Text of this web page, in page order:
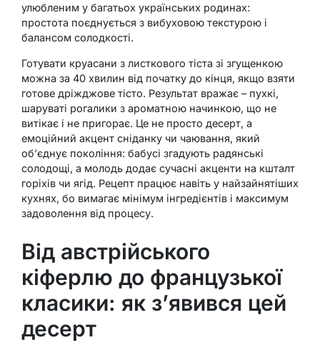
улюбленим у багатьох українських родинах:
простота поєднується з вибуховою текстурою і
балансом солодкості.
Готувати круасани з листкового тіста зі згущенкою
можна за 40 хвилин від початку до кінця, якщо взяти
готове дріжджове тісто. Результат вражає – пухкі,
шаруваті рогалики з ароматною начинкою, що не
витікає і не пригорає. Це не просто десерт, а
емоційний акцент сніданку чи чаювання, який
об’єднує покоління: бабусі згадують радянські
солодощі, а молодь додає сучасні акценти на кшталт
горіхів чи ягід. Рецепт працює навіть у найзайнятіших
кухнях, бо вимагає мінімум інгредієнтів і максимум
задоволення від процесу.
Від австрійського
кіферлю до французької
класики: як з’явився цей
десерт